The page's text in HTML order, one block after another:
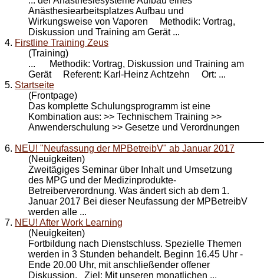
Anästhesiearbeitsplatzes Aufbau und
Wirkungsweise von Vaporen Methodik: Vortrag,
Diskussion und Training am Gerät ...
4. Firstline Training Zeus
(Training)
... Methodik: Vortrag, Diskussion und Training am
Gerät Referent: Karl-Heinz Achtzehn Ort: ...
5. Startseite
(Frontpage)
Das komplette Schulungsprogramm ist eine
Kombination aus: >> Technischem Training >>
Anwenderschulung >> Gesetze und Verordnungen
6. NEU! "Neufassung der MPBetreibV" ab Januar 2017
(Neuigkeiten)
Zweitägiges Seminar über Inhalt und Umsetzung
des MPG und der Medizinprodukte-
Betreiberverordnung. Was ändert sich ab dem 1.
Januar 2017 Bei dieser Neufassung der MPBetreibV
werden alle ...
7. NEU! After Work Learning
(Neuigkeiten)
Fortbildung nach Dienstschluss. Spezielle Themen
werden in 3 Stunden behandelt. Beginn 16.45 Uhr -
Ende 20.00 Uhr, mit anschließender offener
Diskussion. Ziel: Mit unseren monatlichen ...